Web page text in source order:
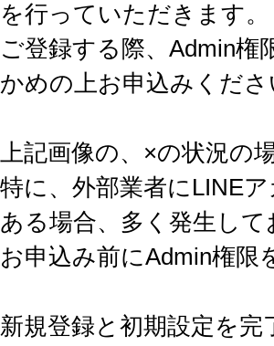
を行っていただきます。
ご登録する際、Admin
かめの上お申込みくださ
上記画像の、×の状況の
特に、外部業者にLINE
ある場合、多く発生して
お申込み前にAdmin権
新規登録と初期設定を